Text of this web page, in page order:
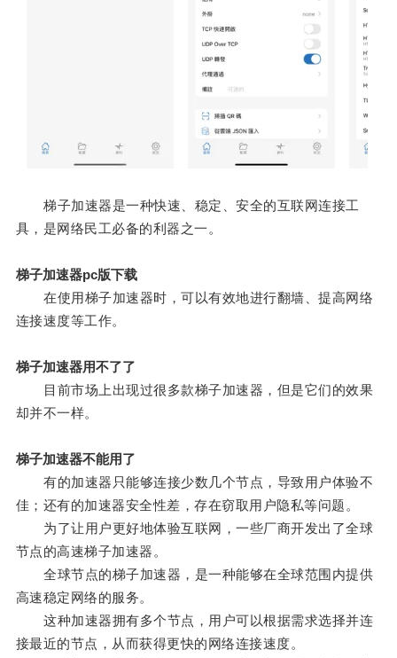
梯子加速器是一种快速、稳定、安全的互联网连接工
具，是网络民工必备的利器之一。
梯子加速器pc版下载
在使用梯子加速器时，可以有效地进行翻墙、提高网络
连接速度等工作。
梯子加速器用不了了
目前市场上出现过很多款梯子加速器，但是它们的效果
却并不一样。
梯子加速器不能用了
有的加速器只能够连接少数几个节点，导致用户体验不
佳；还有的加速器安全性差，存在窃取用户隐私等问题。
为了让用户更好地体验互联网，一些厂商开发出了全球
节点的高速梯子加速器。
全球节点的梯子加速器，是一种能够在全球范围内提供
高速稳定网络的服务。
这种加速器拥有多个节点，用户可以根据需求选择并连
接最近的节点，从而获得更快的网络连接速度。